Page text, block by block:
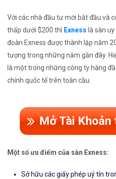
Với các nhà đầu tư mới bắt đầu và
thấp dưới $200 thì Exness là sàn
đoàn Exness được thành lập năm
tượng trong những năm gần đây.
là một trong những công ty hàng
chính quốc tế trên toàn cầu.
Mở Tài Khoản
Một số ưu điểm của sàn Exness:
Sở hữu các giấy phép uý tín